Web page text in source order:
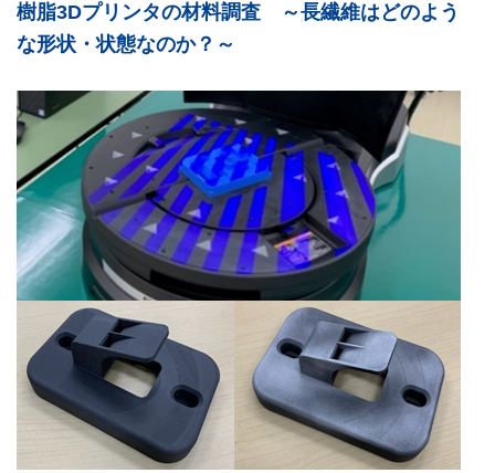
樹脂3Dプリンタの材料調査 ～長繊維はどのよう
な形状・状態なのか？～